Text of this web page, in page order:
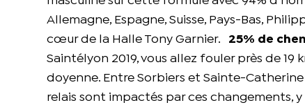
Allemagne, Espagne, Suisse, Pays-Bas,
cœur de la Halle Tony Garnier. 25% de
Saintélyon 2019, vous allez fouler près de
doyenne. Entre Sorbiers et Sainte-
relais sont impactés par ces changements,